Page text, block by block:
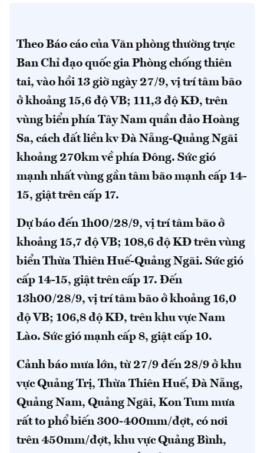
Theo Báo cáo của Văn phòng thường trực
Ban Chỉ đạo quốc gia Phòng chống thiên
tai, vào hồi 13 giờ ngày 27/9, vị trí tâm bão
ở khoảng 15,6 độ VB; 111,3 độ KĐ, trên
vùng biển phía Tây Nam quần đảo Hoàng
Sa, cách đất liền kv Đà Nẵng-Quảng Ngãi
khoảng 270km về phía Đông. Sức gió
mạnh nhất vùng gần tâm bão mạnh cấp 14-
15, giật trên cấp 17.
Dự báo đến 1h00/28/9, vị trí tâm bão ở
khoảng 15,7 độ VB; 108,6 độ KĐ trên vùng
biển Thừa Thiên Huế-Quảng Ngãi. Sức gió
cấp 14-15, giật trên cấp 17. Đến
13h00/28/9, vị trí tâm bão ở khoảng 16,0
độ VB; 106,8 độ KĐ, trên khu vực Nam
Lào. Sức gió mạnh cấp 8, giật cấp 10.
Cảnh báo mưa lớn, từ 27/9 đến 28/9 ở khu
vực Quảng Trị, Thừa Thiên Huế, Đà Nẵng,
Quảng Nam, Quảng Ngãi, Kon Tum mưa
rất to phổ biến 300-400mm/đợt, có nơi
trên 450mm/đợt, khu vực Quảng Bình,